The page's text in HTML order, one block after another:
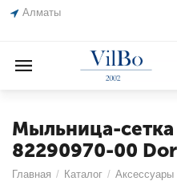
Алматы
Мыльница-сетка
82290970-00
Главная / Каталог / Аксессуары